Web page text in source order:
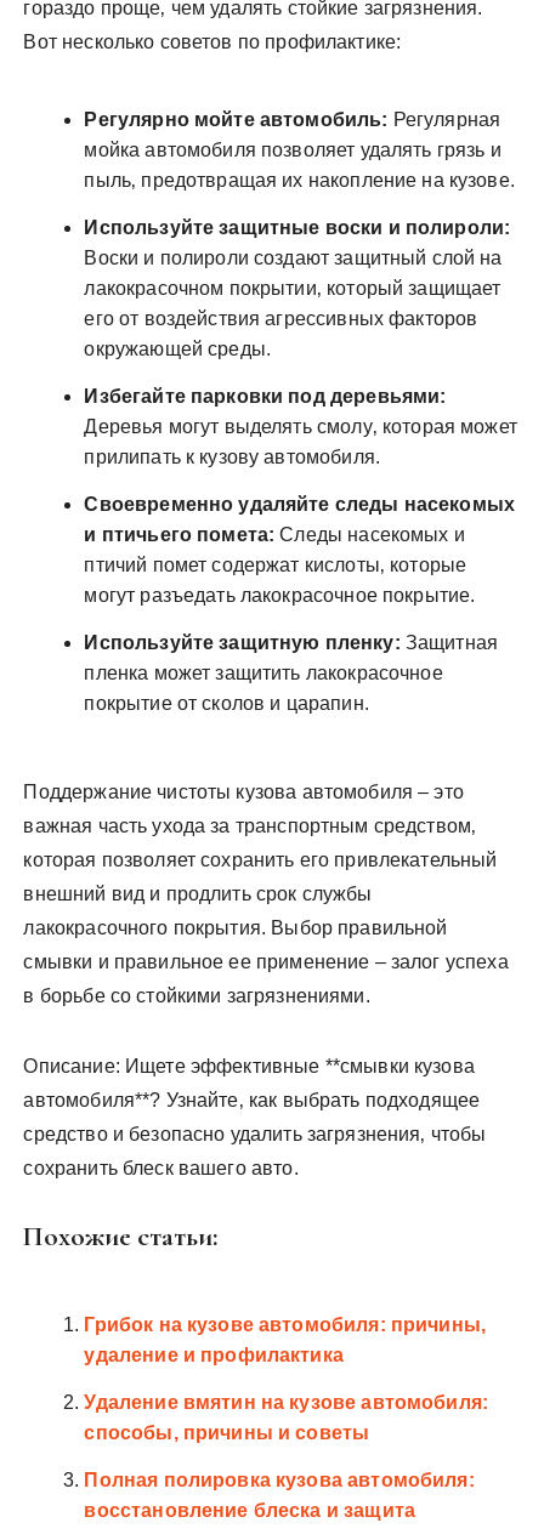
гораздо проще‚ чем удалять стойкие загрязнения.
Вот несколько советов по профилактике:
Регулярно мойте автомобиль: Регулярная
мойка автомобиля позволяет удалять грязь и
пыль‚ предотвращая их накопление на кузове.
Используйте защитные воски и полироли:
Воски и полироли создают защитный слой на
лакокрасочном покрытии‚ который защищает
его от воздействия агрессивных факторов
окружающей среды.
Избегайте парковки под деревьями:
Деревья могут выделять смолу‚ которая может
прилипать к кузову автомобиля.
Своевременно удаляйте следы насекомых
и птичьего помета: Следы насекомых и
птичий помет содержат кислоты‚ которые
могут разъедать лакокрасочное покрытие.
Используйте защитную пленку: Защитная
пленка может защитить лакокрасочное
покрытие от сколов и царапин.
Поддержание чистоты кузова автомобиля – это
важная часть ухода за транспортным средством‚
которая позволяет сохранить его привлекательный
внешний вид и продлить срок службы
лакокрасочного покрытия. Выбор правильной
смывки и правильное ее применение – залог успеха
в борьбе со стойкими загрязнениями.
Описание: Ищете эффективные **смывки кузова
автомобиля**? Узнайте‚ как выбрать подходящее
средство и безопасно удалить загрязнения‚ чтобы
сохранить блеск вашего авто.
Похожие статьи:
Грибок на кузове автомобиля: причины,
удаление и профилактика
Удаление вмятин на кузове автомобиля:
способы, причины и советы
Полная полировка кузова автомобиля:
восстановление блеска и защита